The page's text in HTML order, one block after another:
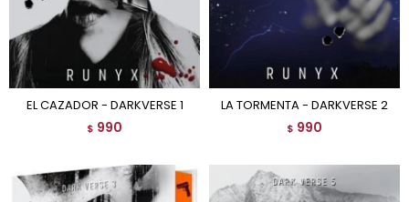
EL CAZADOR - DARKVERSE 1
$ 990
LA TORMENTA - DARKVERSE 2
$ 990